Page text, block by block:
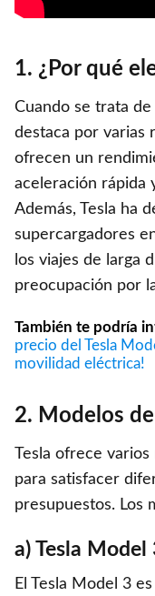
1. ¿Por qué
Cuando se trata
destaca por varias
ofrecen un
aceleración rápida
Además, Tesla ha
supercargadores
los viajes de larga
preocupación por
También te podría
precio del Tesla
movilidad eléctrica!
2. Modelos de
Tesla ofrece varios
para satisfacer
presupuestos. Los
a) Tesla Model
El Tesla Model 3